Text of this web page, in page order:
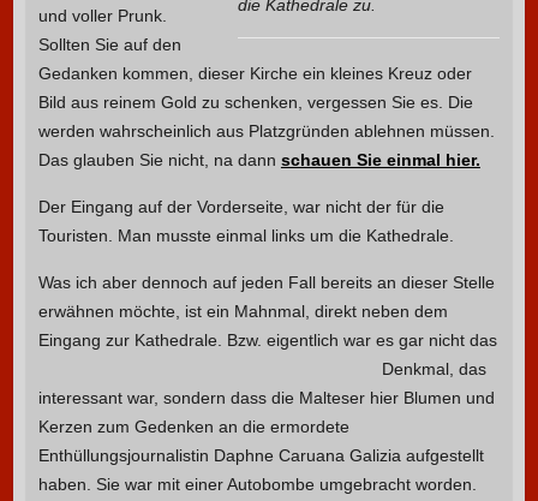
die Kathedrale zu.
und voller Prunk.
Sollten Sie auf den
Gedanken kommen, dieser Kirche ein kleines Kreuz oder
Bild aus reinem Gold zu schenken, vergessen Sie es. Die
werden wahrscheinlich aus Platzgründen ablehnen müssen.
Das glauben Sie nicht, na dann schauen Sie einmal hier.
Der Eingang auf der Vorderseite, war nicht der für die
Touristen. Man musste einmal links um die Kathedrale.
Was ich aber dennoch auf jeden Fall bereits an dieser Stelle
erwähnen möchte, ist ein Mahnmal, direkt neben dem
Eingang zur Kathedrale. Bzw. eigentlich war es gar nicht das
Denkmal, das
interessant war, sondern dass die Malteser hier Blumen und
Kerzen zum Gedenken an die ermordete
Enthüllungsjournalistin Daphne Caruana Galizia aufgestellt
haben. Sie war mit einer Autobombe umgebracht worden.